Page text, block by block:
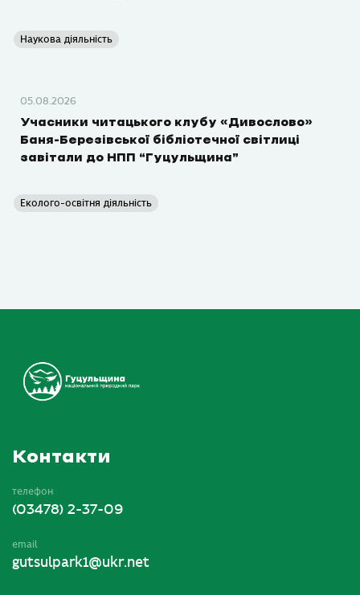
Наукова діяльність
05.08.2026
Учасники читацького клубу «Дивослово»
Баня-Березівської бібліотечної світлиці
завітали до НПП “Гуцульщина”
Еколого-освітня діяльність
Контакти
телефон
(03478) 2-37-09
email
gutsulpark1@ukr.net